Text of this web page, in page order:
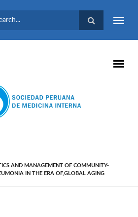
AND MANAGEMENT OF COMMUNITY-
IN THE ERA OF,GLOBAL AGING